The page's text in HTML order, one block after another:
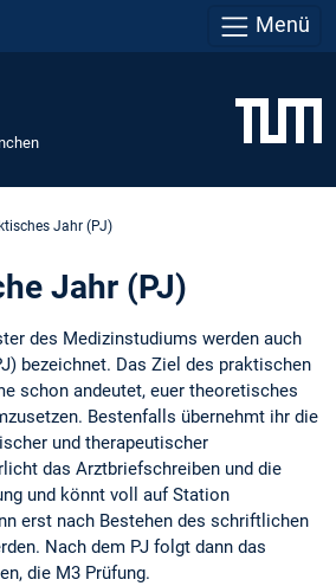
Menü
Jahr (PJ)
Jahr (PJ)
des Medizinstudiums werden auch
bezeichnet. Das Ziel des praktischen
schon andeutet, euer theoretisches
Bestenfalls übernehmt ihr die
und therapeutischer
das Arztbriefschreiben und die
und könnt voll auf Station
erst nach Bestehen des schriftlichen
Nach dem PJ folgt dann das
die M3 Prüfung.